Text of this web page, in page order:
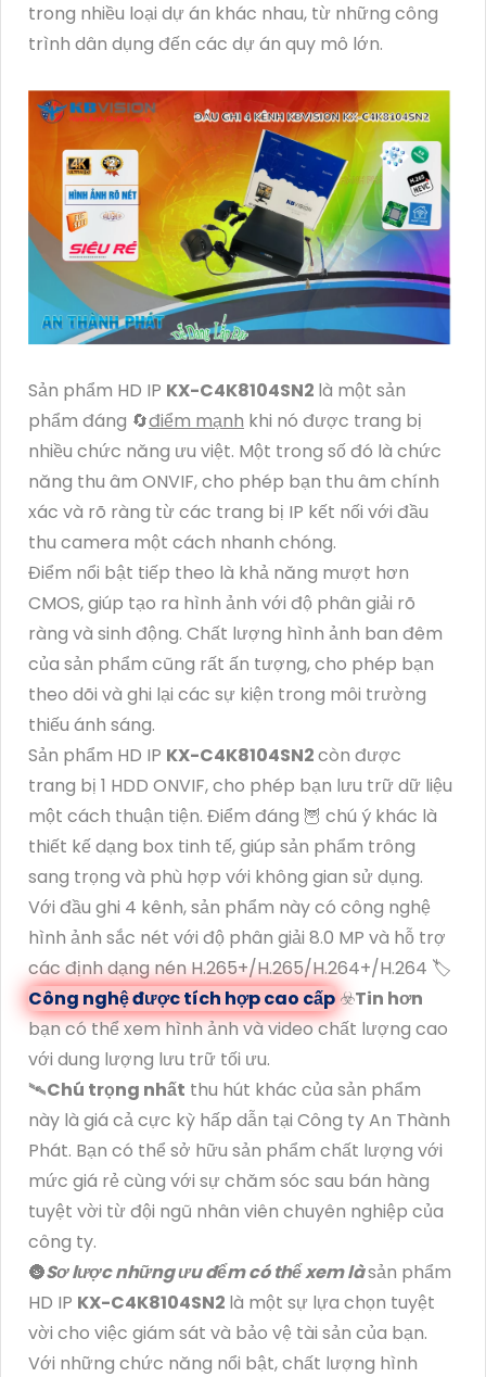
trong nhiều loại dự án khác nhau, từ những công
trình dân dụng đến các dự án quy mô lớn.
Sản phẩm HD IP KX-C4K8104SN2 là một sản
phẩm đáng 🔄điểm mạnh khi nó được trang bị
nhiều chức năng ưu việt. Một trong số đó là chức
năng thu âm ONVIF, cho phép bạn thu âm chính
xác và rõ ràng từ các trang bị IP kết nối với đầu
thu camera một cách nhanh chóng.
Điểm nổi bật tiếp theo là khả năng mượt hơn
CMOS, giúp tạo ra hình ảnh với độ phân giải rõ
ràng và sinh động. Chất lượng hình ảnh ban đêm
của sản phẩm cũng rất ấn tượng, cho phép bạn
theo dõi và ghi lại các sự kiện trong môi trường
thiếu ánh sáng.
Sản phẩm HD IP KX-C4K8104SN2còn được
trang bị 1 HDD ONVIF, cho phép bạn lưu trữ dữ liệu
một cách thuận tiện. Điểm đáng 🦉 chú ý khác là
thiết kế dạng box tinh tế, giúp sản phẩm trông
sang trọng và phù hợp với không gian sử dụng.
Với đầu ghi 4 kênh, sản phẩm này có công nghệ
hình ảnh sắc nét với độ phân giải 8.0 MP và hỗ trợ
các định dạng nén H.265+/H.265/H.264+/H.264 🏷
Công nghệ được tích hợp cao cấp ☣️Tin hơn
bạn có thể xem hình ảnh và video chất lượng cao
với dung lượng lưu trữ tối ưu.
🛰Chú trọng nhất thu hút khác của sản phẩm
này là giá cả cực kỳ hấp dẫn tại Công ty An Thành
Phát. Bạn có thể sở hữu sản phẩm chất lượng với
mức giá rẻ cùng với sự chăm sóc sau bán hàng
tuyệt vời từ đội ngũ nhân viên chuyên nghiệp của
công ty.
🌚Sơ lược những ưu đểm có thể xem làsản phẩm
HD IP KX-C4K8104SN2 là một sự lựa chọn tuyệt
vời cho việc giám sát và bảo vệ tài sản của bạn.
Với những chức năng nổi bật, chất lượng hình